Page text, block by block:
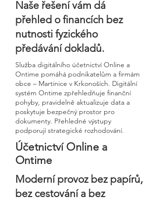
Naše řešení vám dá
přehled o financích bez
nutnosti fyzického
předávání dokladů.
Služba digitálního účetnictví Online a
Ontime pomáhá podnikatelům a firmám
obce – Martinice v Krkonoších. Digitální
systém Ontime zpřehledňuje finanční
pohyby, pravidelně aktualizuje data a
poskytuje bezpečný prostor pro
dokumenty. Přehledné výstupy
podporují strategické rozhodování.
Účetnictví Online a
Ontime
Moderní provoz bez papírů,
bez cestování a bez